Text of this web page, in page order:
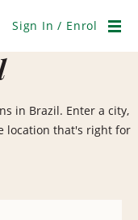
Sign In / Enrol
in Brazil. Enter a city,
location that's right for